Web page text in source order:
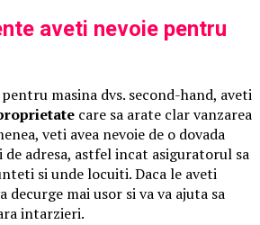
aveti nevoie pentru
masina dvs. second-hand, aveti
care sa arate clar vanzarea
veti avea nevoie de o dovada
adresa, astfel incat asiguratorul sa
si unde locuiti. Daca le aveti
decurge mai usor si va va ajuta sa
intarzieri.